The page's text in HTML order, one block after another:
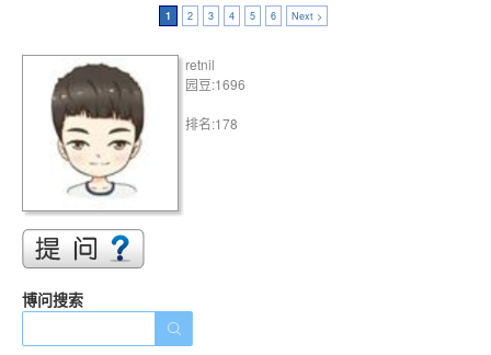
1 2 3 4 5 6 Next >
retnil
园豆:1696
排名:178
博问搜索